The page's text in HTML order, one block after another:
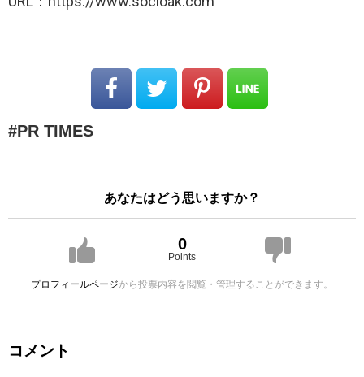
PR TIMES
あなたはどう思いますか？
0
Points
プロフィールページから投票内容を閲覧・管理することができます。
コメント